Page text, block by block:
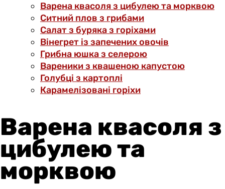
Варена квасоля з цибулею та морквою
Ситний плов з грибами
Салат з буряка з горіхами
Вінегрет із запечених овочів
Грибна юшка з селерою
Вареники з квашеною капустою
Голубці з картоплі
Карамелізовані горіхи
Варена квасоля з
цибулею та
морквою